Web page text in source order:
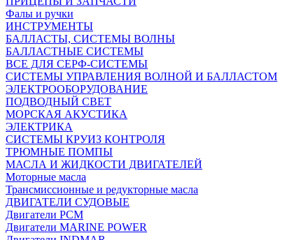
Фалы и ручки
ИНСТРУМЕНТЫ
БАЛЛАСТЫ, СИСТЕМЫ ВОЛНЫ
БАЛЛАСТНЫЕ СИСТЕМЫ
ВСЕ ДЛЯ СЕРФ-СИСТЕМЫ
СИСТЕМЫ УПРАВЛЕНИЯ ВОЛНОЙ И БАЛЛАСТОМ
ЭЛЕКТРООБОРУДОВАНИЕ
ПОДВОДНЫЙ СВЕТ
МОРСКАЯ АКУСТИКА
ЭЛЕКТРИКА
СИСТЕМЫ КРУИЗ КОНТРОЛЯ
ТРЮМНЫЕ ПОМПЫ
МАСЛА И ЖИДКОСТИ ДВИГАТЕЛЕЙ
Моторные масла
Трансмиссионные и редукторные масла
ДВИГАТЕЛИ СУДОВЫЕ
Двигатели PCM
Двигатели MARINE POWER